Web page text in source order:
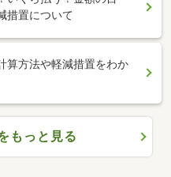
措置について
算方法や軽減措置をわか
もっと見る